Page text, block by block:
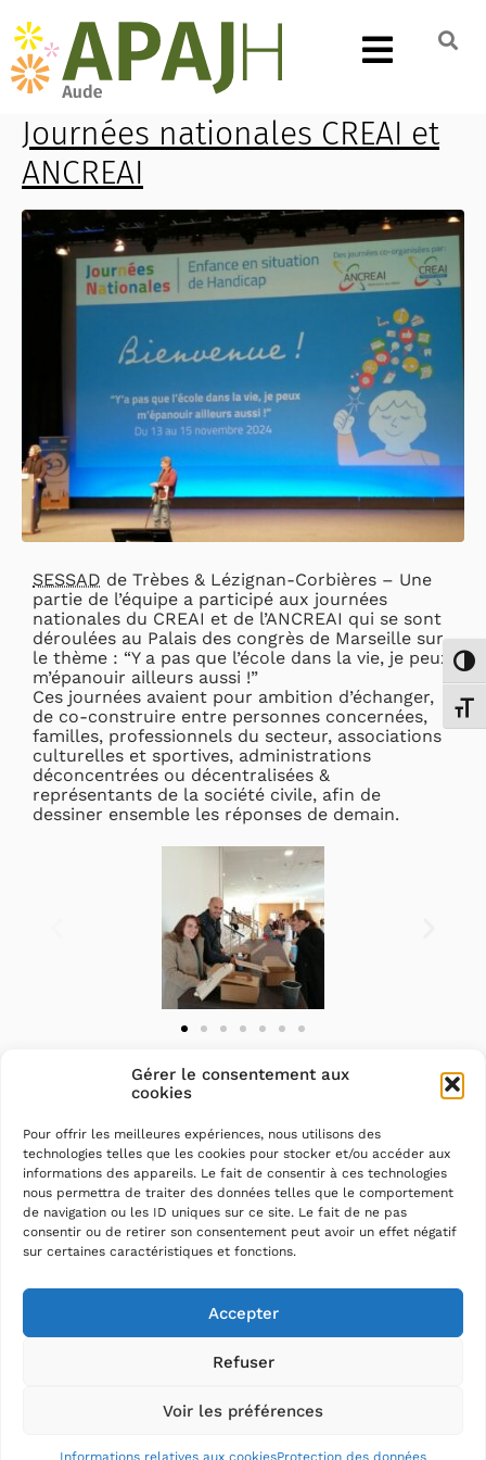
Gérer le consentement aux
cookies
Pour offrir les meilleures expériences, nous utilisons des
technologies telles que les cookies pour stocker et/ou accéder aux
informations des appareils. Le fait de consentir à ces technologies
nous permettra de traiter des données telles que le comportement
de navigation ou les ID uniques sur ce site. Le fait de ne pas
consentir ou de retirer son consentement peut avoir un effet négatif
sur certaines caractéristiques et fonctions.
Accepter
Refuser
Voir les préférences
Informations relatives aux cookiesProtection des données
Journées nationales CREAI et
ANCREAI
SESSAD de Trèbes & Lézignan-Corbières – Une
partie de l’équipe a participé aux journées
nationales du CREAI et de l’ANCREAI qui se sont
déroulées au Palais des congrès de Marseille sur
le thème : “Y a pas que l’école dans la vie, je peux
m’épanouir ailleurs aussi !”
Ces journées avaient pour ambition d’échanger,
de co-construire entre personnes concernées,
familles, professionnels du secteur, associations
culturelles et sportives, administrations
déconcentrées ou décentralisées &
représentants de la société civile, afin de
dessiner ensemble les réponses de demain.
– Protection des données